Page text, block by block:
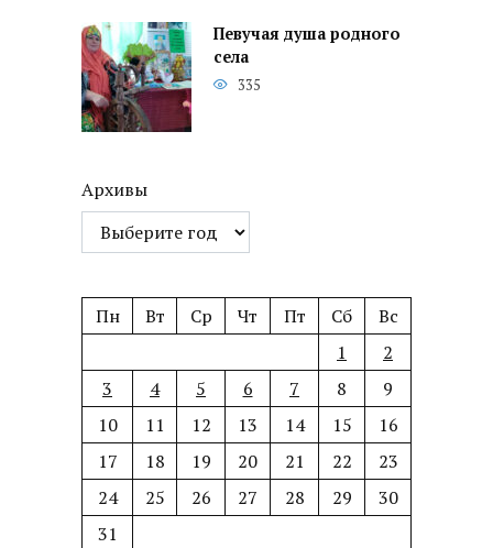
Певучая душа родного
села
335
Архивы
Пн Вт Ср Чт Пт Сб
Вс
1
2
3
4 5 6 7 8
9
10
11 12 13 14 15
16
17
18 19 20 21 22
23
24
25 26 27 28 29
30
31